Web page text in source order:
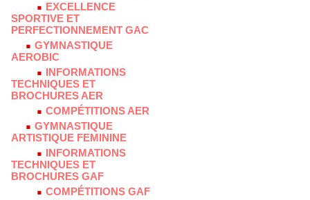
EXCELLENCE
SPORTIVE ET
PERFECTIONNEMENT GAC
GYMNASTIQUE
AEROBIC
INFORMATIONS
TECHNIQUES ET
BROCHURES AER
COMPÉTITIONS AER
GYMNASTIQUE
ARTISTIQUE FEMININE
INFORMATIONS
TECHNIQUES ET
BROCHURES GAF
COMPÉTITIONS GAF